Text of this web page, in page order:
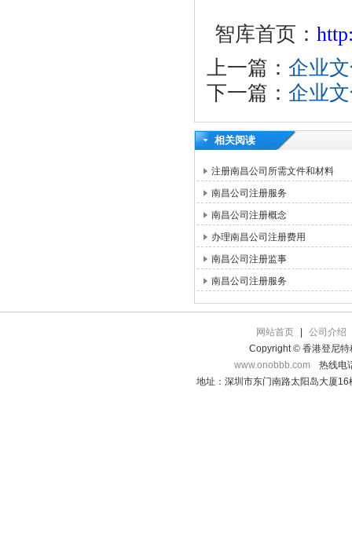
智库首页：
上一篇： 企业
下一篇： 企业
相关阅读
注册南昌公司所需文件和材料
南昌公司注册服务
南昌公司注册概念
办理南昌公司注册费用
南昌公司注册监事
南昌公司注册服务
网站首页
公司介绍
Copyright © 香港登尼特
www.onobbb.com
热线电
地址：深圳市东门南路太阳岛大厦